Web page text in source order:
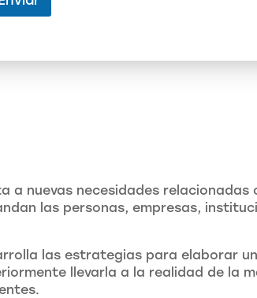
a nuevas necesidades relacionadas
las personas, empresas,
las estrategias para elaborar
llevarla a la realidad de la